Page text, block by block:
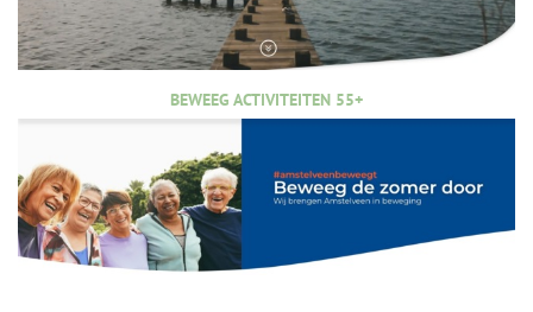
BEWEEG ACTIVITEITEN 55+